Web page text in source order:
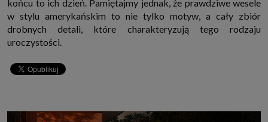
końcu to ich dzień. Pamiętajmy jednak, że prawdziwe wesele
w stylu amerykańskim to nie tylko motyw, a cały zbiór
drobnych detali, które charakteryzują tego rodzaju
uroczystości.